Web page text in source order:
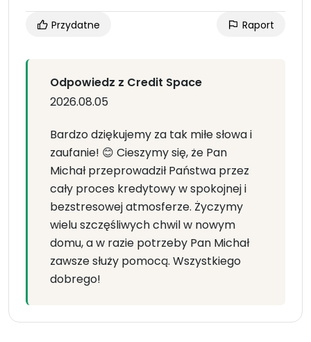
Przydatne Raport
Odpowiedz z Credit Space
2026.08.05
Bardzo dziękujemy za tak miłe słowa i
zaufanie! 😊 Cieszymy się, że Pan
Michał przeprowadził Państwa przez
cały proces kredytowy w spokojnej i
bezstresowej atmosferze. Życzymy
wielu szczęśliwych chwil w nowym
domu, a w razie potrzeby Pan Michał
zawsze służy pomocą. Wszystkiego
dobrego!